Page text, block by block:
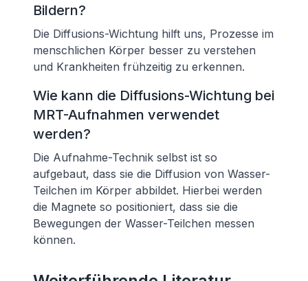
Bildern?
Die Diffusions-Wichtung hilft uns, Prozesse im
menschlichen Körper besser zu verstehen
und Krankheiten frühzeitig zu erkennen.
Wie kann die Diffusions-Wichtung bei
MRT-Aufnahmen verwendet
werden?
Die Aufnahme-Technik selbst ist so
aufgebaut, dass sie die Diffusion von Wasser-
Teilchen im Körper abbildet. Hierbei werden
die Magnete so positioniert, dass sie die
Bewegungen der Wasser-Teilchen messen
können.